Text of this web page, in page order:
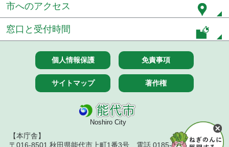
市へのアクセス
窓口と受付時間
個人情報保護 免責事項
サイトマップ 著作権
Noshiro City
【本庁舎】
〒016-8501 秋田県能代市上町1番3号 電話 0185-52-2111